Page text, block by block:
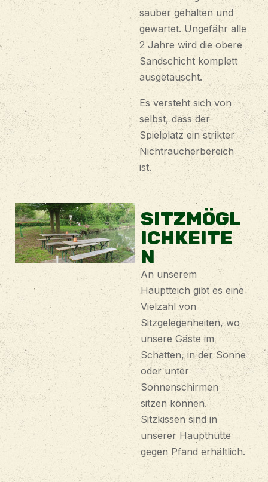
sauber gehalten und
gewartet. Ungefähr alle
2 Jahre wird die obere
Sandschicht komplett
ausgetauscht.
Es versteht sich von
selbst, dass der
Spielplatz ein strikter
Nichtraucherbereich
ist.
SITZMÖGL
ICHKEITE
N
An unserem
Hauptteich gibt es eine
Vielzahl von
Sitzgelegenheiten, wo
unsere Gäste im
Schatten, in der Sonne
oder unter
Sonnenschirmen
sitzen können.
Sitzkissen sind in
unserer Haupthütte
gegen Pfand erhältlich.